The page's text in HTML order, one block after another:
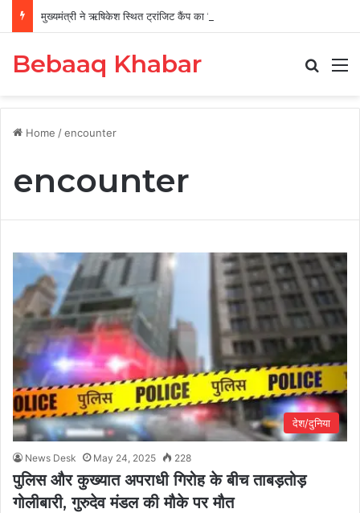
मुख्यमंत्री ने ऋषिकेश स्थित ट्रांजिट कैंप का किया औचक निरीक्षण
Bebaaq Khabar
Home /encounter
encounter
देश/दुनिया
News Desk May 24, 2025 228
पुलिस और कुख्यात अपराधी गिरोह के बीच ताबड़तोड़
गोलीबारी, गुरुदेव मंडल की मौके पर मौत